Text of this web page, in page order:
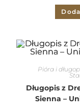
Pióra i
Długopis z
Sienna –